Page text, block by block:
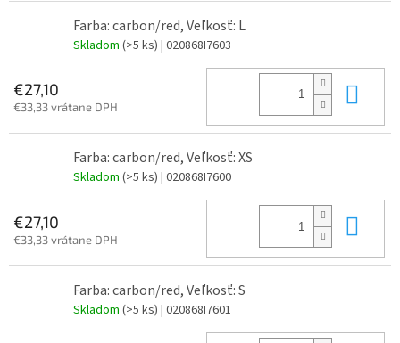
Farba: carbon/red, Veľkosť: L
Skladom (>5 ks) | 020868I7603
€27,10
€33,33 vrátane DPH
Farba: carbon/red, Veľkosť: XS
Skladom (>5 ks) | 020868I7600
€27,10
€33,33 vrátane DPH
Farba: carbon/red, Veľkosť: S
Skladom (>5 ks) | 020868I7601